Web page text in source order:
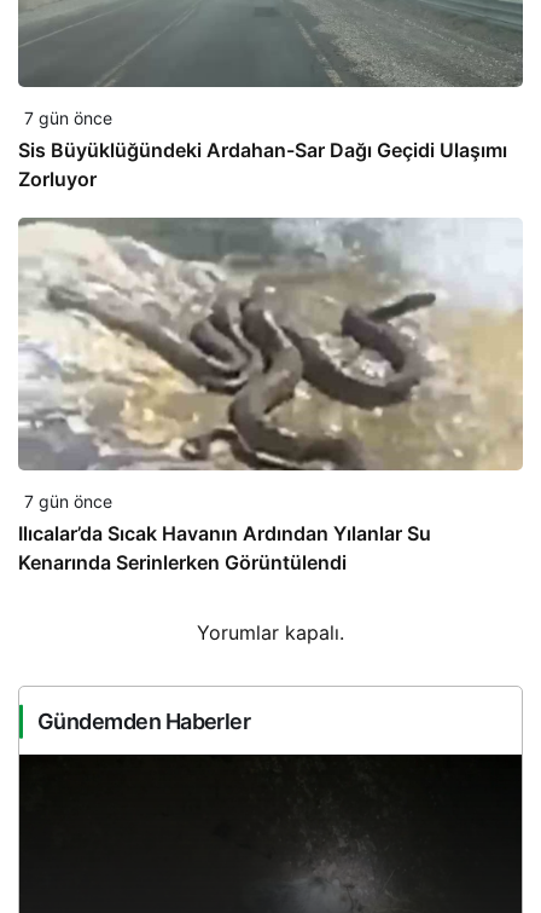
7 gün önce
Sis Büyüklüğündeki Ardahan-Sar Dağı Geçidi Ulaşımı
Zorluyor
7 gün önce
Ilıcalar’da Sıcak Havanın Ardından Yılanlar Su
Kenarında Serinlerken Görüntülendi
Yorumlar kapalı.
Gündemden Haberler